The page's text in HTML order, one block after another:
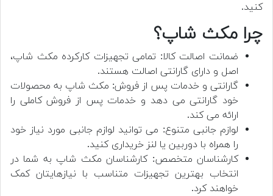
کنید.
چرا مکث شاپ؟
ضمانت اصالت کالا: تمامی تجهیزات کارکرده مکث شاپ،
اصل و دارای گارانتی اصالت هستند.
گارانتی و خدمات پس از فروش: مکث شاپ به محصولات
خود گارانتی می دهد و خدمات پس از فروش کاملی را
ارائه می کند.
لوازم جانبی متنوع: می توانید لوازم جانبی مورد نیاز خود
را همراه با دوربین یا لنز خریداری کنید.
کارشناسان متخصص: کارشناسان مکث شاپ به شما در
انتخاب بهترین تجهیزات متناسب با نیازهایتان کمک
خواهند کرد.